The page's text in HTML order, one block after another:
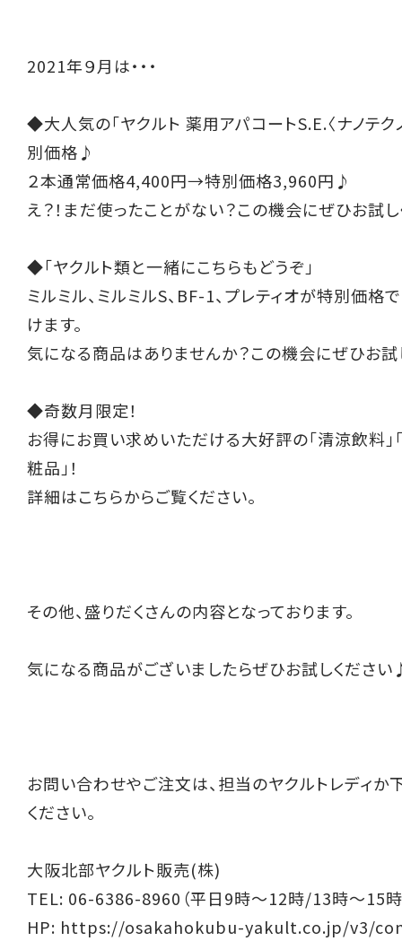
2021年９月は・・・
◆大人気の「ヤクルト 薬用アパコートS.E.〈ナノテク
別価格♪
２本通常価格4,400円→特別価格3,960円♪
え？！まだ使ったことがない？この機会にぜひお試し
◆「ヤクルト類と一緒にこちらもどうぞ」
ミルミル、ミルミルS、BF-1、プレティオが特別価格
けます。
気になる商品はありませんか？この機会にぜひお試
◆奇数月限定！
お得にお買い求めいただける大好評の「清涼飲料」
粧品」！
詳細はこちらからご覧ください。
その他、盛りだくさんの内容となっております。
気になる商品がございましたらぜひお試しくださ
お問い合わせやご注文は、担当のヤクルトレディか
ください。
大阪北部ヤクルト販売(株)
TEL: 06-6386-8960（平日9時～12時/13時～15時
HP: https://osakahokubu-yakult.co.jp/v3/